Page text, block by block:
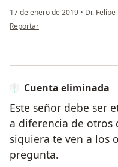
17 de enero de 2019 • Dr.
en opinión del usuario Cuenta
Reportar
Cuenta eliminada
Este señor debe ser
a diferencia de otros
siquiera te ven a los
pregunta.